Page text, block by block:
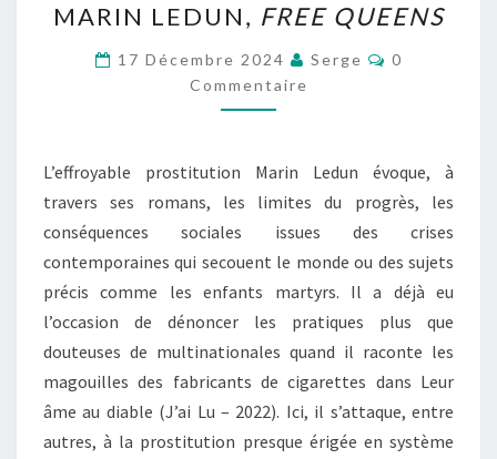
LEDUN,
FREE
QUEENS
MARIN LEDUN, FREE QUEENS
17 Décembre 2024 Serge
0
Commentaire
L’effroyable prostitution Marin Ledun évoque, à
travers ses romans, les limites du progrès, les
conséquences sociales issues des crises
contemporaines qui secouent le monde ou des sujets
précis comme les enfants martyrs. Il a déjà eu
l’occasion de dénoncer les pratiques plus que
douteuses de multinationales quand il raconte les
magouilles des fabricants de cigarettes dans Leur
âme au diable (J’ai Lu – 2022). Ici, il s’attaque, entre
autres, à la prostitution presque érigée en système